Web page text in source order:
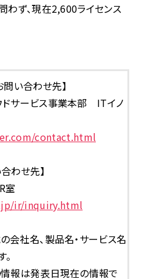
わず、現在2,600ライセンス
問い合わせ先】
サービス事業本部 ITイノ
contact.html
わせ先】
室
ir/inquiry.html
会社名、製品名・サービス名
報は発表日現在の情報で